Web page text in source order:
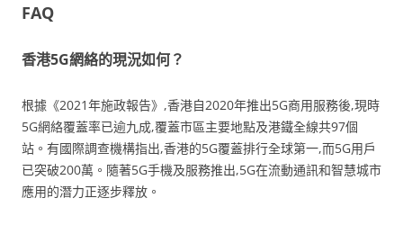
FAQ
香港5G網絡的現況如何？
根據《2021年施政報告》,香港自2020年推出5G商用服務後,現時
5G網絡覆蓋率已逾九成,覆蓋市區主要地點及港鐵全線共97個
站。有國際調查機構指出,香港的5G覆蓋排行全球第一,而5G用戶
已突破200萬。隨著5G手機及服務推出,5G在流動通訊和智慧城市
應用的潛力正逐步釋放。